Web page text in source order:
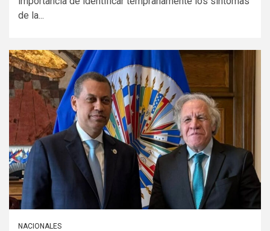
de la...
NACIONALES